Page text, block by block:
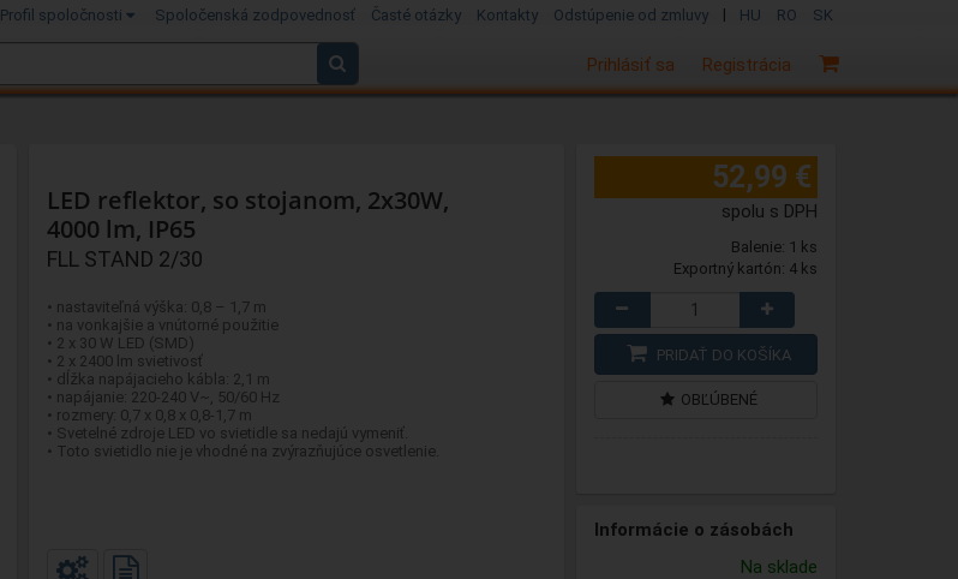
Profil spoločnosti Spoločenská zodpovednosť Časté otázky Kontakty Odstúpenie od zmluvy | HU RO SK
Registrácia
Prihlásiť sa
LED reflektor, so stojanom, 2x30W,
4000 lm, IP65
FLL STAND 2/30
• nastaviteľná výška: 0,8 – 1,7 m
• na vonkajšie a vnútorné použitie
• 2 x 30 W LED (SMD)
• 2 x 2400 lm svietivosť
• dĺžka napájacieho kábla: 2,1 m
• napájanie: 220-240 V~, 50/60 Hz
• rozmery: 0,7 x 0,8 x 0,8-1,7 m
• Svetelné zdroje LED vo svietidle sa nedajú vymeniť.
• Toto svietidlo nie je vhodné na zvýrazňujúce osvetlenie.
52,99 €
spolu s DPH
Balenie: 1 ks
Exportný kartón: 4 ks
PRIDAŤ DO KOŠÍKA
OBĽÚBENÉ
Informácie o zásobách
Na sklade